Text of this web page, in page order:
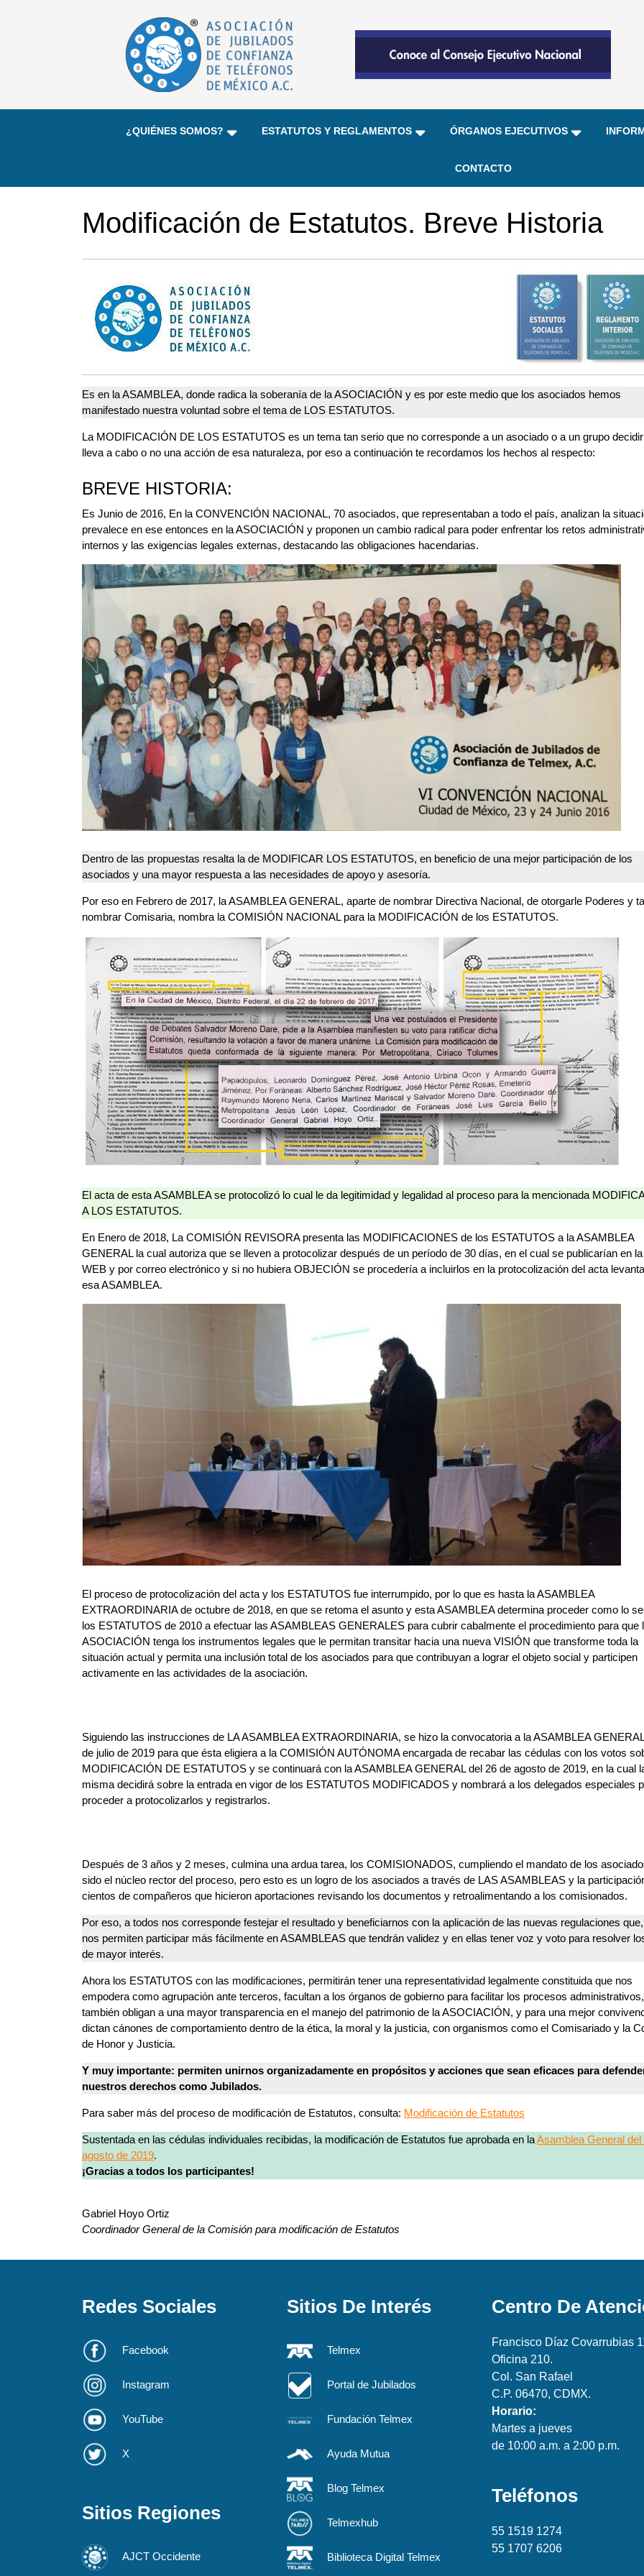
¿QUIÉNES SOMOS? ESTATUTOS Y REGLAMENTOS ÓRGANOS EJECUTIVOS
CONTACTO
Modificación de Estatutos. Breve Historia
Es en la ASAMBLEA, donde radica la soberanía de la ASOCIACIÓN y es por este medio que los asociados hemos
manifestado nuestra voluntad sobre el tema de LOS ESTATUTOS.
La MODIFICACIÓN DE LOS ESTATUTOS es un tema tan serio que no corresponde a un asociado o a un grupo
lleva a cabo o no una acción de esa naturaleza, por eso a continuación te recordamos los hechos al respecto:
BREVE HISTORIA:
Es Junio de 2016, En la CONVENCIÓN NACIONAL, 70 asociados, que representaban a todo el país, analizan la
prevalece en ese entonces en la ASOCIACIÓN y proponen un cambio radical para poder enfrentar los retos
internos y las exigencias legales externas, destacando las obligaciones hacendarias.
Dentro de las propuestas resalta la de MODIFICAR LOS ESTATUTOS, en beneficio de una mejor participación de los
asociados y una mayor respuesta a las necesidades de apoyo y asesoría.
Por eso en Febrero de 2017, la ASAMBLEA GENERAL, aparte de nombrar Directiva Nacional, de otorgarle Poderes y
nombrar Comisaria, nombra la COMISIÓN NACIONAL para la MODIFICACIÓN de los ESTATUTOS.
El acta de esta ASAMBLEA se protocolizó lo cual le da legitimidad y legalidad al proceso para la mencionada
A LOS ESTATUTOS.
En Enero de 2018, La COMISIÓN REVISORA presenta las MODIFICACIONES de los ESTATUTOS a la ASAMBLEA
GENERAL la cual autoriza que se lleven a protocolizar después de un período de 30 días, en el cual se publicarían en
WEB y por correo electrónico y si no hubiera OBJECIÓN se procedería a incluirlos en la protocolización del acta
esa ASAMBLEA.
El proceso de protocolización del acta y los ESTATUTOS fue interrumpido, por lo que es hasta la ASAMBLEA
EXTRAORDINARIA de octubre de 2018, en que se retoma el asunto y esta ASAMBLEA determina proceder como lo
los ESTATUTOS de 2010 a efectuar las ASAMBLEAS GENERALES para cubrir cabalmente el procedimiento para que
ASOCIACIÓN tenga los instrumentos legales que le permitan transitar hacia una nueva VISIÓN que transforme toda la
situación actual y permita una inclusión total de los asociados para que contribuyan a lograr el objeto social y participen
activamente en las actividades de la asociación.
Siguiendo las instrucciones de LA ASAMBLEA EXTRAORDINARIA, se hizo la convocatoria a la ASAMBLEA
de julio de 2019 para que ésta eligiera a la COMISIÓN AUTÓNOMA encargada de recabar las cédulas con los votos
MODIFICACIÓN DE ESTATUTOS y se continuará con la ASAMBLEA GENERAL del 26 de agosto de 2019, en la cual
misma decidirá sobre la entrada en vigor de los ESTATUTOS MODIFICADOS y nombrará a los delegados especiales
proceder a protocolizarlos y registrarlos.
Después de 3 años y 2 meses, culmina una ardua tarea, los COMISIONADOS, cumpliendo el mandato de los
sido el núcleo rector del proceso, pero esto es un logro de los asociados a través de LAS ASAMBLEAS y la
cientos de compañeros que hicieron aportaciones revisando los documentos y retroalimentando a los comisionados.
Por eso, a todos nos corresponde festejar el resultado y beneficiarnos con la aplicación de las nuevas regulaciones
nos permiten participar más fácilmente en ASAMBLEAS que tendrán validez y en ellas tener voz y voto para resolver
de mayor interés.
Ahora los ESTATUTOS con las modificaciones, permitirán tener una representatividad legalmente constituida que nos
empodera como agrupación ante terceros, facultan a los órganos de gobierno para facilitar los procesos
también obligan a una mayor transparencia en el manejo del patrimonio de la ASOCIACIÓN, y para una mejor
dictan cánones de comportamiento dentro de la ética, la moral y la justicia, con organismos como el Comisariado y la
de Honor y Justicia.
Y muy importante: permiten unirnos organizadamente en propósitos y acciones que sean eficaces para
nuestros derechos como Jubilados.
Para saber más del proceso de modificación de Estatutos, consulta: Modificación de Estatutos
Sustentada en las cédulas individuales recibidas, la modificación de Estatutos fue aprobada en laAsamblea General del
agosto de 2019.
¡Gracias a todos los participantes!
Gabriel Hoyo Ortiz
Coordinador General de la Comisión para modificación de Estatutos
Redes Sociales
Facebook
Instagram
YouTube
X
Sitios Regiones
AJCT Occidente
Sitios De Interés
Telmex
Portal de Jubilados
Fundación Telmex
Ayuda Mutua
Blog Telmex
Telmexhub
Biblioteca Digital Telmex
Centro De
Francisco Díaz Covarrubias
Oficina 210.
Col. San Rafael
C.P. 06470, CDMX.
Horario:
Martes a jueves
de 10:00 a.m. a 2:00 p.m.
Teléfonos
55 1519 1274
55 1707 6206